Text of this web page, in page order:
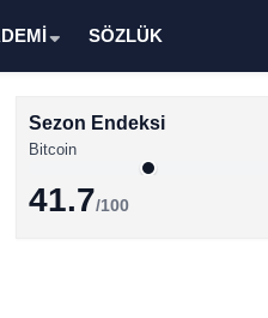
SÖZLÜK
Sezon Endeksi
Bitcoin
41.7/100